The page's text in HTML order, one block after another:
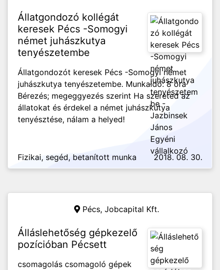
Állatgondozó kollégát
keresek Pécs -Somogyi
német juhászkutya
tenyészetembe
Állatgondozót keresek Pécs -Somogyi német
juhászkutya tenyészetembe. Munkaidő: 8 óra
Bérezés; megeggyezés szerint Ha szereted az
állatokat és érdekel a német juhászkutya
tenyésztése, nálam a helyed!
Fizikai, segéd, betanított munka 2018. 08. 30.
Pécs, Jobcapital Kft.
Álláslehetőség gépkezelő
pozícióban Pécsett
csomagolás csomagoló gépek